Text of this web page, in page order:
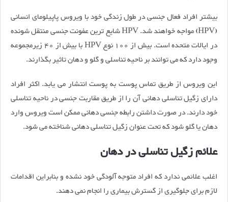
بیشتر افراد فعال جنسی در طول زندگی خود با ویروس پاپیلومای انسانی
(HPV) مواجه خواهند شد. HPV شایع ترین عفونت جنسی منتقل شونده
در ایالات متحده است. بیش از 100 نوع HPV با بیش از 40 زیرمجموعه
وجود دارد که می توانند بر ناحیه تناسلی و گلو و دهان تاثیر بگذارند.
این ویروس از طریق تماس پوست به پوست انتشار می یابد. اکثر افراد
دارای زگیل تناسلی دهانی آن را از طریق مقاربت جنسی در ناحیه تناسلی
خود دارند. در صورت داشتن رابطه جنسی دهانی ممکن است ویروس وارد
دهان یا گلو شود که تحت عنوان زگیل تناسلی دهانی شناخته می شود.
علائم زگیل تناسلی در دهان
اغلب علائمی ندارد که افراد متوجه آلودگی خود نشده و بنابراین اقدامات
لازم برای جلوگیری از گسترش بیماری را انجام نمی دهند.